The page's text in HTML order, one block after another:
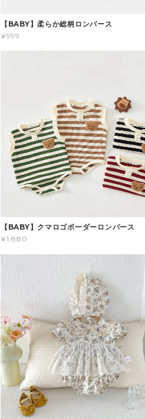
【BABY】柔らか総柄ロンパース
¥999
【BABY】クマロゴボーダーロンパース
¥1,880